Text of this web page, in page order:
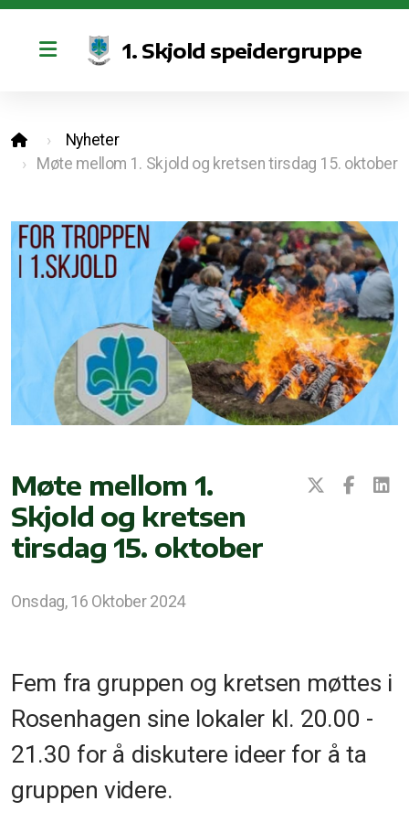
1. Skjold speidergruppe
Nyheter
Møte mellom 1. Skjold og kretsen tirsdag 15. oktober
Møte mellom 1.
Skjold og kretsen
tirsdag 15. oktober
Onsdag, 16 Oktober 2024
Fem fra gruppen og kretsen møttes i
Rosenhagen sine lokaler kl. 20.00 -
21.30 for å diskutere ideer for å ta
gruppen videre.
Vedtekter
Bli med